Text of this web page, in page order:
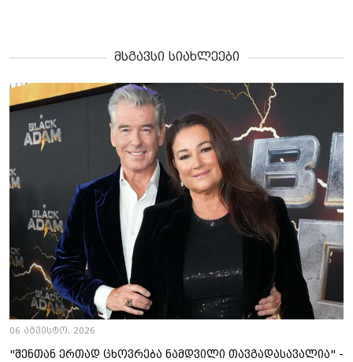
მსგავსი სიახლეები
06 აგვისტო, 2026
"შენთან ერთად ცხოვრება ნამდვილი თავგადასავალია" -